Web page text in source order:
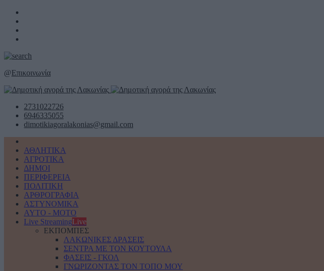
@Επικοινωνία
2731022726
6946335055
dimotikiagoralakonias@gmail.com
ΑΘΛΗΤΙΚΑ
ΑΓΡΟΤΙΚΑ
ΔΗΜΟΙ
ΠΕΡΙΦΕΡΕΙΑ
ΠΟΛΙΤΙΚΗ
ΑΡΘΡΟΓΡΑΦΙΑ
ΑΣΤΥΝΟΜΙΚΑ
AYTO - MOTO
Live StreamingLive
ΕΚΠΟΜΠΕΣ
ΛΑΚΩΝΙΚΕΣ ΔΡΑΣΕΙΣ
ΣΕΝΤΡΑ ΜΕ ΤΟΝ ΚΟΥΤΟΥΛΑ
ΦΑΣΕΙΣ - ΓΚΟΛ
ΓΝΩΡΙΖΟΝΤΑΣ ΤΟΝ ΤΟΠΟ ΜΟΥ